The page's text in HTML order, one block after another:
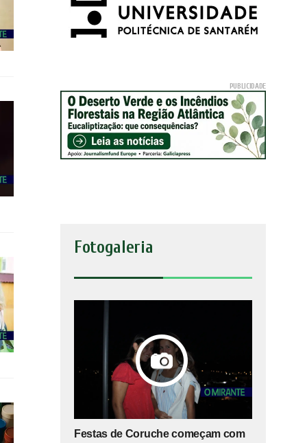
Fotogaleria
Festas de Coruche começam com